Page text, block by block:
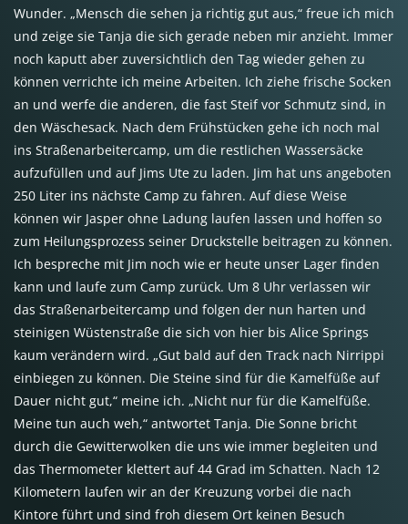
Wunder. „Mensch die sehen ja richtig gut aus,“ freue ich mich
und zeige sie Tanja die sich gerade neben mir anzieht. Immer
noch kaputt aber zuversichtlich den Tag wieder gehen zu
können verrichte ich meine Arbeiten. Ich ziehe frische Socken
an und werfe die anderen, die fast Steif vor Schmutz sind, in
den Wäschesack. Nach dem Frühstücken gehe ich noch mal
ins Straßenarbeitercamp, um die restlichen Wassersäcke
aufzufüllen und auf Jims Ute zu laden. Jim hat uns angeboten
250 Liter ins nächste Camp zu fahren. Auf diese Weise
können wir Jasper ohne Ladung laufen lassen und hoffen so
zum Heilungsprozess seiner Druckstelle beitragen zu können.
Ich bespreche mit Jim noch wie er heute unser Lager finden
kann und laufe zum Camp zurück. Um 8 Uhr verlassen wir
das Straßenarbeitercamp und folgen der nun harten und
steinigen Wüstenstraße die sich von hier bis Alice Springs
kaum verändern wird. „Gut bald auf den Track nach Nirrippi
einbiegen zu können. Die Steine sind für die Kamelfüße auf
Dauer nicht gut,“ meine ich. „Nicht nur für die Kamelfüße.
Meine tun auch weh,“ antwortet Tanja. Die Sonne bricht
durch die Gewitterwolken die uns wie immer begleiten und
das Thermometer klettert auf 44 Grad im Schatten. Nach 12
Kilometern laufen wir an der Kreuzung vorbei die nach
Kintore führt und sind froh diesem Ort keinen Besuch